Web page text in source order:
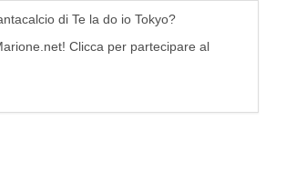
di Te la do io Tokyo?
Clicca per partecipare al